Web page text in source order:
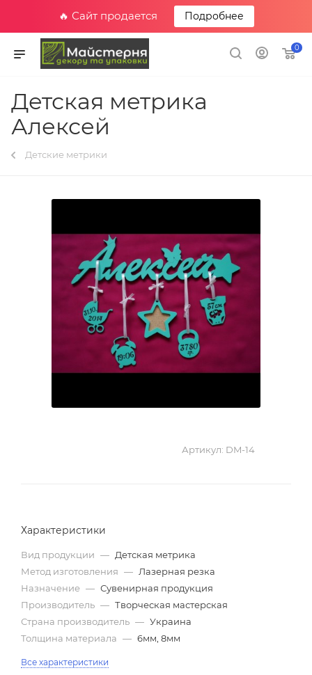
🔥 Сайт продается Подробнее
0
Детская метрика
Алексей
Детские метрики
Артикул: DM-14
Характеристики
Вид продукции — Детская метрика
Метод изготовления — Лазерная резка
Назначение — Сувенирная продукция
Производитель — Творческая мастерская
Страна производитель — Украина
Толщина материала — 6мм, 8мм
Все характеристики